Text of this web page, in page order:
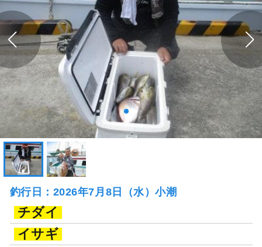
釣行日：2026年7月8日（水）小潮
チダイ
イサギ